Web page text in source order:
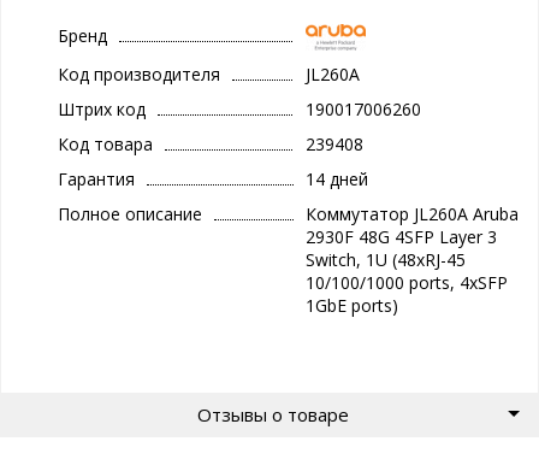
Бренд
Код производителя
JL260A
Штрих код
190017006260
Код товара
239408
Гарантия
14 дней
Полное описание
Коммутатор JL260A Aruba
2930F 48G 4SFP Layer 3
Switch, 1U (48xRJ-45
10/100/1000 ports, 4xSFP
1GbE ports)
Отзывы о товаре